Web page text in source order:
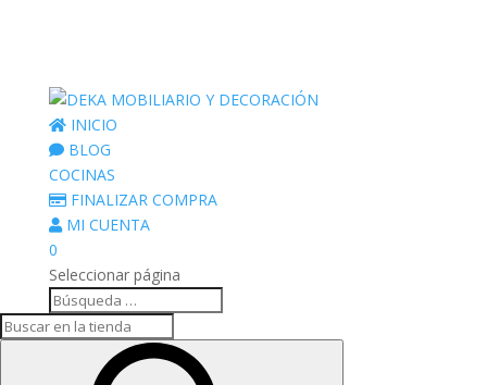
INICIO
BLOG
COCINAS
FINALIZAR COMPRA
MI CUENTA
0
Seleccionar página